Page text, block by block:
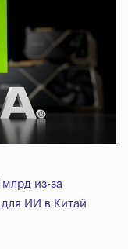
из-за
ИИ в Китай